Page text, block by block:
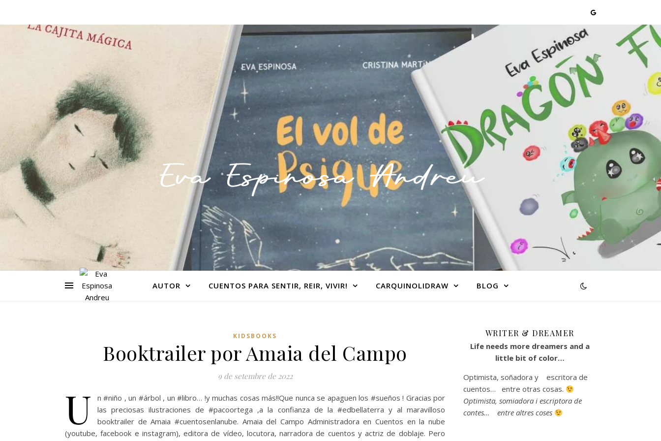
Live needs more dreamers and a little bit of colors
AUTOR CUENTOS PARA SENTIR, REIR, VIVIR! CARQUINOLIDRAW BLOG
KIDSBOOKS
Booktrailer por Amaia del Campo
9 de setembre de 2022
U
n #niño , un #árbol , un #libro… !y muchas cosas más!!Que nunca se apaguen los #sueños ! Gracias por
las preciosas ilustraciones de #pacoortega ,a la confianza de la #edbellaterra y al maravilloso
booktrailer de Amaia #cuentosenlanube. Amaia del Campo Administradora en Cuentos en la nube
(youtube, facebook e instagram), editora de vídeo, locutora, narradora de cuentos y actriz de doblaje. Pero
WRITER & DREAMER
Life needs more dreamers and a
little bit of color…
Optimista, soñadora y escritora de
cuentos… entre otras cosas.
Optimista, somiadora i escriptora de
contes… entre altres coses